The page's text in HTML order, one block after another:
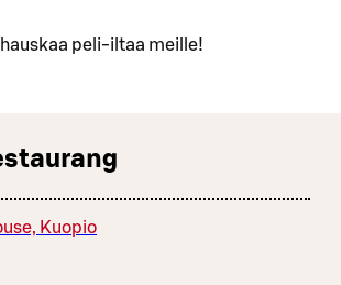
peli-iltaa meille!
Kuopio